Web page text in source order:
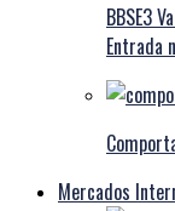
BBSE3
Entrada
Mercados